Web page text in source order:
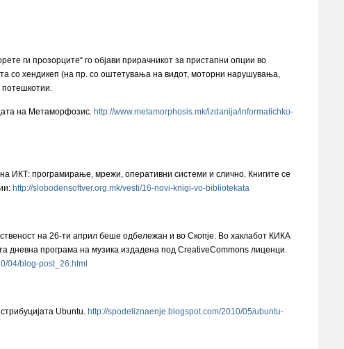
ги прозорците“ го објави прирачникот за пристапни опции во
со хендикеп (на пр. со оштетувања на видот, моторни нарушувања,
потешкотии.
на Метаморфозис. http://www.metamorphosis.mk/izdanija/informatichko-
ИКТ: програмирање, мрежи, оперативни системи и слично. Книгите се
http://slobodensoftver.org.mk/vesti/16-novi-knigi-vo-bibliotekata
на 26-ти април беше одбележан и во Скопје. Во хаклабот КИКА
дневна програма на музика издадена под CreativeCommons лиценци.
04/blog-post_26.html
Ubuntu. http://spodeliznaenje.blogspot.com/2010/05/ubuntu-